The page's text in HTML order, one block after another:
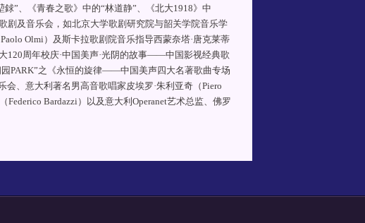
”、《青春之歌》中的“林道静”、《北大1918》中
剧及音乐会，如北京大学歌剧研究院与韶关学院音乐学
Olmi）及斯卡拉歌剧院音乐指导西蒙奈塔·唐克莱蒂
120周年校庆·中国美声·光阴的故事——中国影视经典歌
PARK”之《永恒的旋律——中国美声四大名著歌曲专场
、意大利著名男高音歌唱家皮埃罗·朱利亚奇（Piero
Bardazzi）以及意大利Operanet艺术总监、佛罗